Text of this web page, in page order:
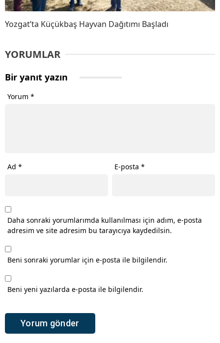
Yozgat’ta Küçükbaş Hayvan Dağıtımı Başladı
YORUMLAR
Bir yanıt yazın
Yorum *
Ad * E-posta*
Daha sonraki yorumlarımda kullanılması için adım, e-posta
adresim ve site adresim bu tarayıcıya kaydedilsin.
Beni sonraki yorumlar için e-posta ile bilgilendir.
Beni yeni yazılarda e-posta ile bilgilendir.